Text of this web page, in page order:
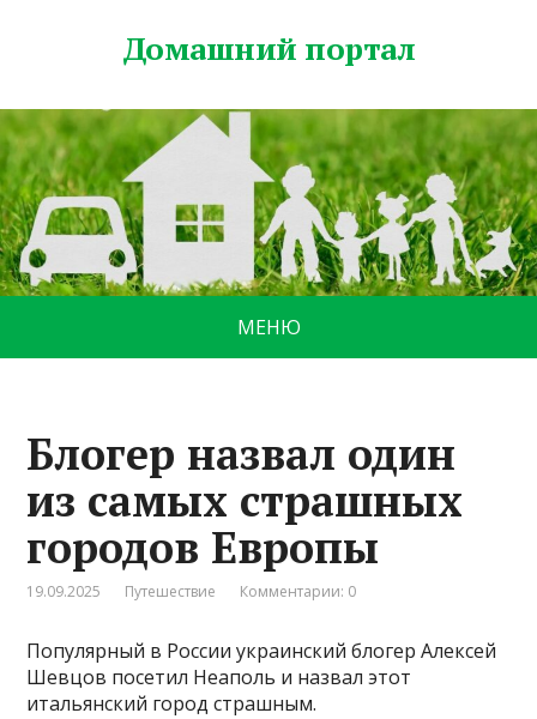
Домашний портал
МЕНЮ
Блогер назвал один
из самых страшных
городов Европы
19.09.2025 Путешествие Комментарии: 0
Популярный в России украинский блогер Алексей
Шевцов посетил Неаполь и назвал этот
итальянский город страшным.